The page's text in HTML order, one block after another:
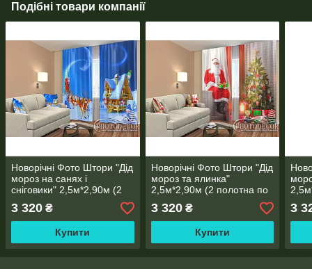
Подібні товари компанії
Новорічні Фото Штори "Дід
мороз на санях і
сніговики" 2,5м*2,90м (2
полотна по 1,45м), тасьма
3 320 ₴
Купити
Новорічні Фото Штори "Дід
мороз та ялинка"
2,5м*2,90м (2 полотна по
3 320₴
Купити
3